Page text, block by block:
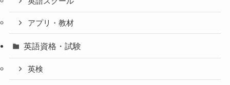
アプリ・教材
英語資格・試験
英検